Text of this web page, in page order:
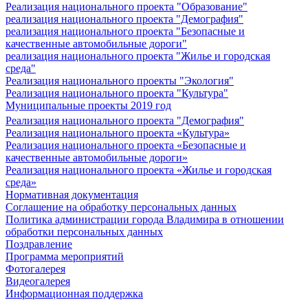
Реализация национального проекта "Образование"
реализация национального проекта "Демография"
реализация национального проекта "Безопасные и
качественные автомобильные дороги"
реализация национального проекта "Жилье и городская
среда"
Реализация национального проекты "Экология"
Реализация национального проекта "Культура"
Муниципальные проекты 2019 год
Реализация национального проекта "Демография"
Реализация национального проекта «Культура»
Реализация национального проекта «Безопасные и
качественные автомобильные дороги»
Реализация национального проекта «Жилье и городская
среда»
Нормативная документация
Соглашение на обработку персональных данных
Политика администрации города Владимира в отношении
обработки персональных данных
Поздравление
Программа мероприятий
Фотогалерея
Видеогалерея
Информационная поддержка